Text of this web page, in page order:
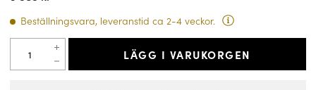
Beställningsvara, leveranstid ca 2-4 veckor.
LÄGG I VARUKORGEN